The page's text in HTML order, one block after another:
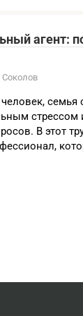
агент:
семья
стрессом
В этот